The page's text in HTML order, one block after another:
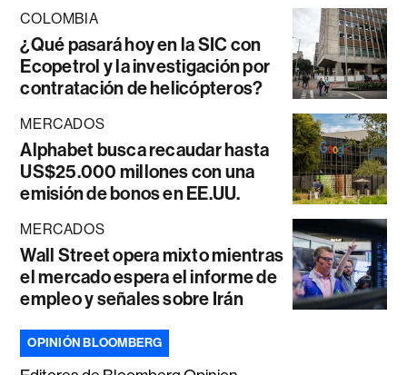
COLOMBIA
¿Qué pasará hoy en la SIC con
Ecopetrol y la investigación por
contratación de helicópteros?
MERCADOS
Alphabet busca recaudar hasta
US$25.000 millones con una
emisión de bonos en EE.UU.
MERCADOS
Wall Street opera mixto mientras
el mercado espera el informe de
empleo y señales sobre Irán
OPINIÓN BLOOMBERG